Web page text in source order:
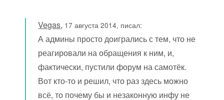
Vegas, 17 августа 2014, писал:
А админы просто доигрались с тем, что не
реагировали на обращения к ним, и,
фактически, пустили форум на самотёк.
Вот кто-то и решил, что раз здесь можно
всё, то почему бы и незаконную инфу не